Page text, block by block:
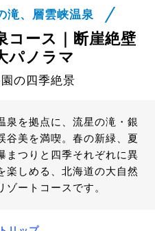
滝、層雲峡温泉
コース｜断崖絶壁
パノラマ
の四季絶景
泉を拠点に、流星の滝・銀
谷美を満喫。春の新緑、夏
まつりと四季それぞれに異
楽しめる、北海道の大自然
ゾートコースです。